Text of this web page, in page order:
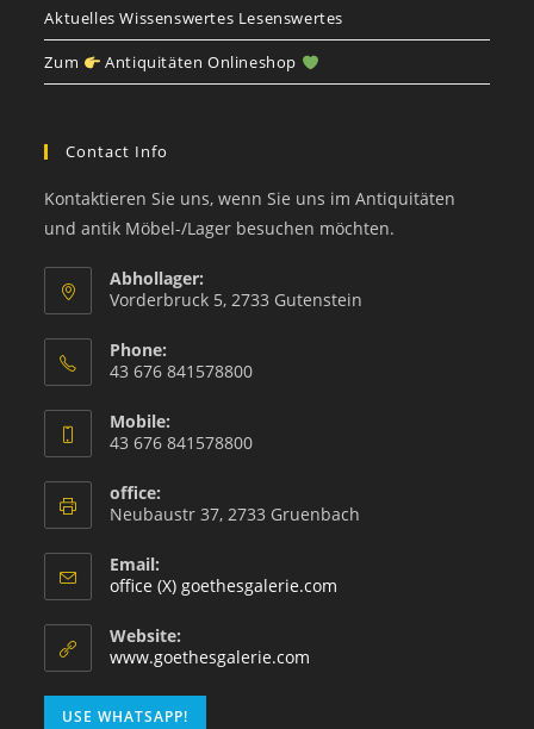
Aktuelles Wissenswertes Lesenswertes
Zum Antiquitäten Onlineshop
Contact Info
Kontaktieren Sie uns, wenn Sie uns im Antiquitäten
und antik Möbel-/Lager besuchen möchten.
Abhollager:
Vorderbruck 5, 2733 Gutenstein
Phone:
43 676 841578800
Mobile:
43 676 841578800
office:
Neubaustr 37, 2733 Gruenbach
Email:
office (X) goethesgalerie.com
Website:
www.goethesgalerie.com
USE WHATSAPP!